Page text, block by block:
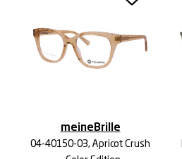
meineBrille
04-40150-03, Apricot Crush